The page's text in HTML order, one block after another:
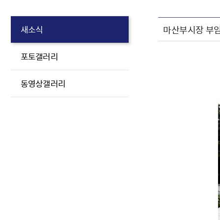
새소식
포토갤러리
동영상갤러리
마산부시장 부